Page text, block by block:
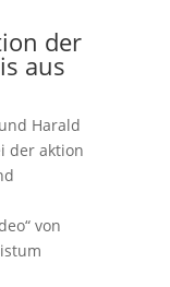
der
aus
Harald
der aktion
von